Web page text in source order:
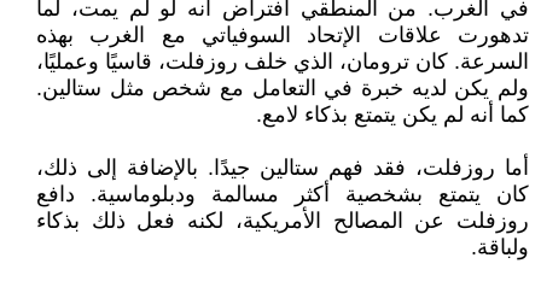
في الغرب. من المنطقي افتراض أنه لو لم يمت، لما
تدهورت علاقات الإتحاد السوفياتي مع الغرب بهذه
السرعة. كان ترومان، الذي خلف روزفلت، قاسيًا وعمليًا،
ولم يكن لديه خبرة في التعامل مع شخص مثل ستالين.
كما أنه لم يكن يتمتع بذكاء لامع.
أما روزفلت، فقد فهم ستالين جيدًا. بالإضافة إلى ذلك،
كان يتمتع بشخصية أكثر مسالمة ودبلوماسية. دافع
روزفلت عن المصالح الأمريكية، لكنه فعل ذلك بذكاء
ولباقة.